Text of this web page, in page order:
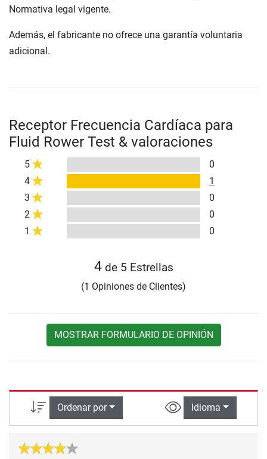
Normativa legal vigente.
Además, el fabricante no ofrece una garantía voluntaria
adicional.
Receptor Frecuencia Cardíaca para
Fluid Rower Test & valoraciones
5
0
4
1
3
0
2
0
1
0
4de 5 Estrellas
(1 Opiniones de Clientes)
MOSTRAR FORMULARIO DE OPINIÓN
Ordenar por Idioma